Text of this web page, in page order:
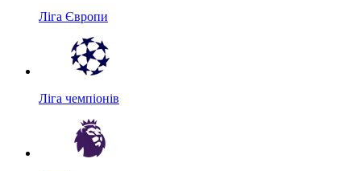
Ліга Європи
Ліга чемпіонів